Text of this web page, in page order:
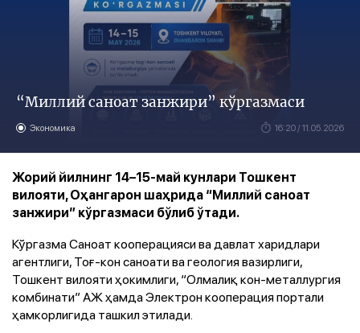
“Миллий саноат занжири” кўргазмаси
Экономика 16:20 / 11.05.2026
Жорий йилнинг 14–15-май кунлари Тошкент
вилояти, Оҳангарон шаҳрида “Миллий саноат
занжири” кўргазмаси бўлиб ўтади.
Кўргазма Саноат кооперацияси ва давлат харидлари
агентлиги, Тоғ-кон саноати ва геология вазирлиги,
Тошкент вилояти ҳокимлиги, “Олмалиқ кон-металлургия
комбинати” АЖ ҳамда Электрон кооперация портали
ҳамкорлигида ташкил этилади.